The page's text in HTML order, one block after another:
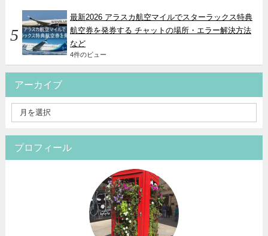
最新2026 アラスカ航空マイルでスターラックス特典
航空券を発券する チャットの場所・エラー解決方法
など
4件のビュー
アーカイブ
プロフィール